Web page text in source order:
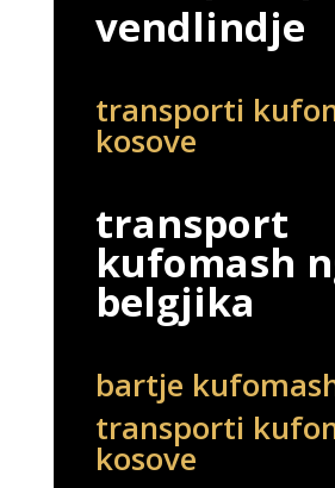
vendlindje
transporti
kosove
transport
kufomash
belgjika
bartje
transporti
kosove